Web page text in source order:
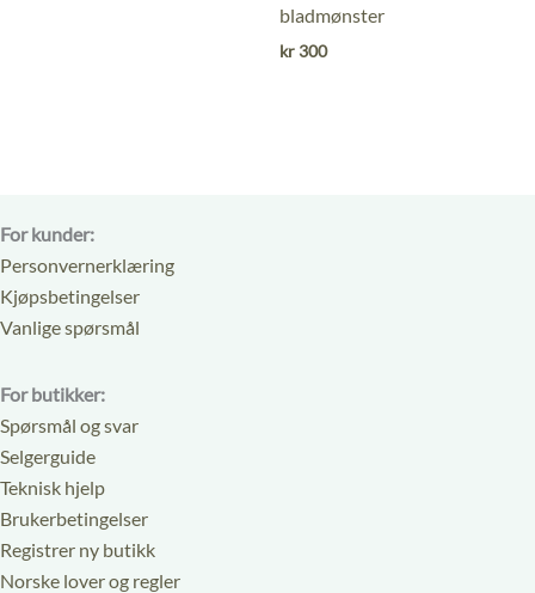
ut
av
bladmønster
kr 300
For kunder:
Personvernerklæring
Kjøpsbetingelser
Vanlige spørsmål
For butikker:
Spørsmål og svar
Selgerguide
Teknisk hjelp
Brukerbetingelser
Registrer ny butikk
Norske lover og regler